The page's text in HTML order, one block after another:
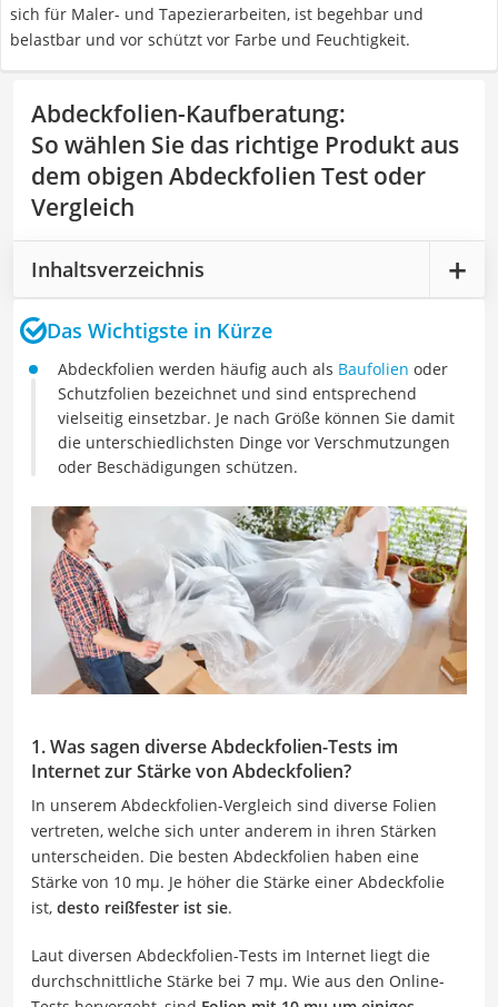
sich für Maler- und Tapezierarbeiten, ist begehbar und
belastbar und vor schützt vor Farbe und Feuchtigkeit.
Abdeckfolien-Kaufberatung:
So wählen Sie das richtige Produkt aus
dem obigen Abdeckfolien Test oder
Vergleich
Inhaltsverzeichnis
Das Wichtigste in Kürze
Abdeckfolien werden häufig auch als Baufolien oder
Schutzfolien bezeichnet und sind entsprechend
vielseitig einsetzbar. Je nach Größe können Sie damit
die unterschiedlichsten Dinge vor Verschmutzungen
oder Beschädigungen schützen.
1. Was sagen diverse Abdeckfolien-Tests im
Internet zur Stärke von Abdeckfolien?
In unserem Abdeckfolien-Vergleich sind diverse Folien
vertreten, welche sich unter anderem in ihren Stärken
unterscheiden. Die besten Abdeckfolien haben eine
Stärke von 10 mµ. Je höher die Stärke einer Abdeckfolie
ist, desto reißfester ist sie.
Laut diversen Abdeckfolien-Tests im Internet liegt die
durchschnittliche Stärke bei 7 mµ. Wie aus den Online-